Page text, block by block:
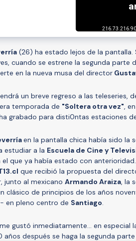
(26) ha estado lejos de la pantalla.
cuando se estrene la segunda parte
en la nueva musa del director
un breve regreso a las teleseries,
temporada de "Soltera otra vez", en
grabado para disti0ntas estaciones
en la pantalla chica había sido la
estudiar a la Escuela de Cine y
el que ya había estado con
que recibió la propuesta del
junto al mexicano Armando Araiza, la
clásico de principios de los años
en pleno centro de Santiago.
gustó inmediatamente... en especial
años después se haga la segunda